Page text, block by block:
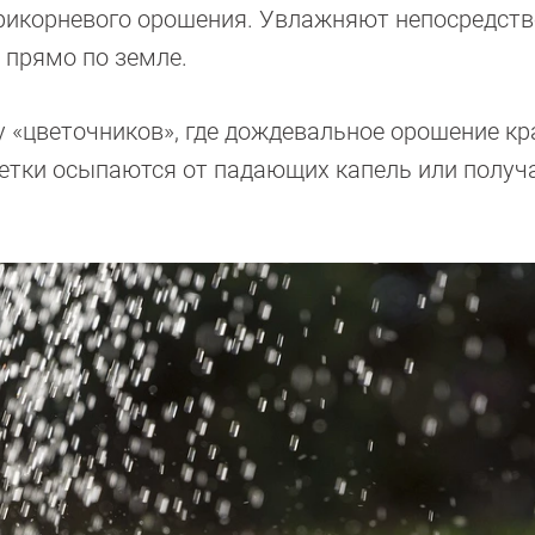
орошения. Увлажняют
прямо по земле.
где дождевальное орошение
осыпаются от падающих капель или